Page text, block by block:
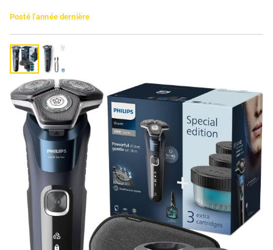
Posté l’année dernière